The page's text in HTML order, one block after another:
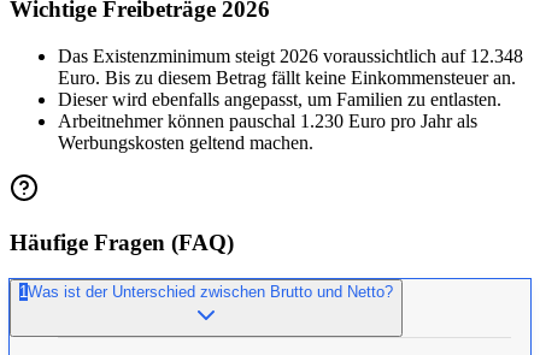
Wichtige Freibeträge 2026
Das Existenzminimum steigt 2026 voraussichtlich auf 12.348
Euro. Bis zu diesem Betrag fällt keine Einkommensteuer an.
Dieser wird ebenfalls angepasst, um Familien zu entlasten.
Arbeitnehmer können pauschal 1.230 Euro pro Jahr als
Werbungskosten geltend machen.
Häufige Fragen (FAQ)
1Was ist der Unterschied zwischen Brutto und Netto?